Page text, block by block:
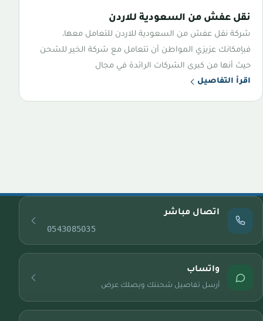
نقل عفش من السعودية للاردن
شركة نقل عفش من السعودية للاردن للتعامل معها،
فبإمكانك عزيزي المواطن أن تتعامل مع شركة الخير للشحن
حيث أنها من كبرى الشركات الرائدة في مجال
اقرأ التفاصيل
اتصال مباشر
0543085035
واتساب
أرسل تفاصيل شحنتك ويصلك عرض